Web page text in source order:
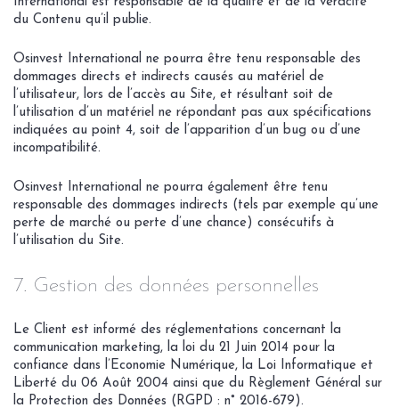
du Contenu qu’il publie.
Osinvest International ne pourra être tenu responsable des
dommages directs et indirects causés au matériel de
l’utilisateur, lors de l’accès au Site, et résultant soit de
l’utilisation d’un matériel ne répondant pas aux spécifications
indiquées au point 4, soit de l’apparition d’un bug ou d’une
incompatibilité.
Osinvest International ne pourra également être tenu
responsable des dommages indirects (tels par exemple qu’une
perte de marché ou perte d’une chance) consécutifs à
l’utilisation du Site.
7. Gestion des données personnelles
Le Client est informé des réglementations concernant la
communication marketing, la loi du 21 Juin 2014 pour la
confiance dans l’Economie Numérique, la Loi Informatique et
Liberté du 06 Août 2004 ainsi que du Règlement Général sur
la Protection des Données (RGPD : n° 2016-679).